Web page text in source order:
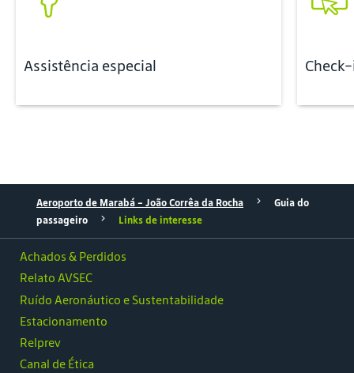
Assistência especial
Aeroporto de Marabá - João Corrêa da Rocha
Guia do
passageiro
Links de interesse
Achados & Perdidos
Relato AVSEC
Ruído Aeronáutico e Sustentabilidade
Estacionamento
Relprev
Canal de Ética